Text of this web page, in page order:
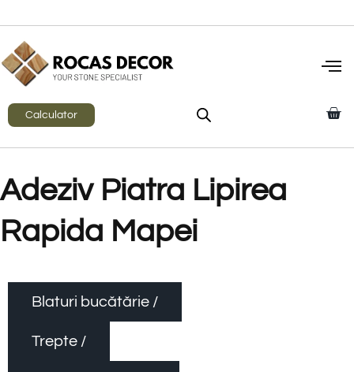
Calculator
Adeziv Piatra Lipirea
Rapida Mapei
Blaturi bucătărie /
Trepte /